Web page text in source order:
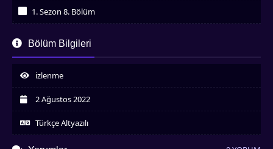
1. Sezon 8. Bölüm
İzledim
İzledim
1. Sezon 10. Bölüm
İzledim
İzledim
1. Sezon 12. Bölüm
Bölüm Bilgileri
izlenme
2 Ağustos 2022
Türkçe Altyazılı